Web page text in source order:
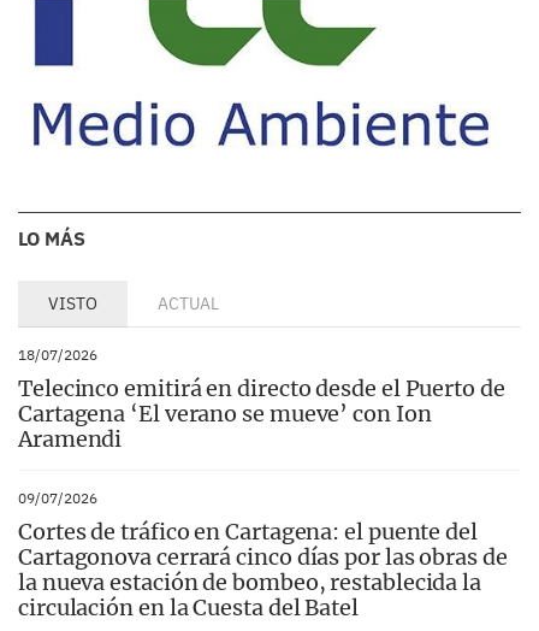
LO MÁS
VISTO ACTUAL
18/07/2026
Telecinco emitirá en directo desde el Puerto de
Cartagena ‘El verano se mueve’ con Ion
Aramendi
09/07/2026
Cortes de tráfico en Cartagena: el puente del
Cartagonova cerrará cinco días por las obras de
la nueva estación de bombeo, restablecida la
circulación en la Cuesta del Batel